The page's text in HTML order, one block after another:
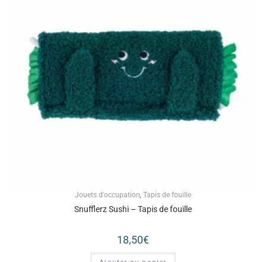
Jouets d'occupation, Tapis de fouille
Snufflerz Sushi – Tapis de fouille
18,50€